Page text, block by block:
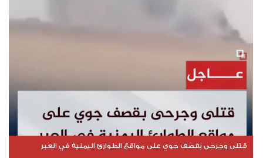
قتلى وجرحى بقصف جوي على مواقع الطوارئ اليمنية في العبر